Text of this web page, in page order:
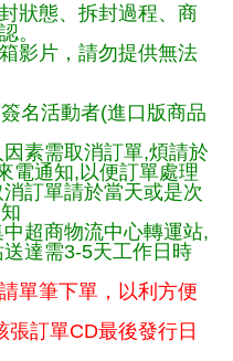
狀態、拆封過程、商
。
影片，請勿提供無法
名活動者(進口版商品
素需取消訂單,煩請於
電通知,以便訂單處理
訂單請於當天或是次
超商物流中心轉運站,
達需3-5天工作日時
單筆下單，以利方便
訂單CD最後發行日